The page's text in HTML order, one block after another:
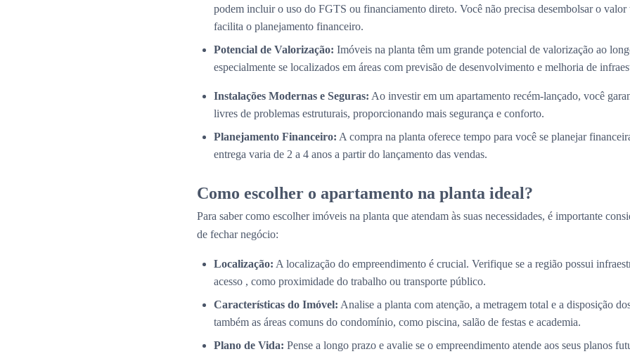
podem incluir o uso do FGTS ou financiamento direto. Você não precisa desembolsar o valor
facilita o planejamento financeiro.
Potencial de Valorização: Imóveis na planta têm um grande potencial de valorização ao
especialmente se localizados em áreas com previsão de desenvolvimento e melhoria de
Instalações Modernas e Seguras: Ao investir em um apartamento recém-lançado, você
livres de problemas estruturais, proporcionando mais segurança e conforto.
Planejamento Financeiro: A compra na planta oferece tempo para você se planejar
entrega varia de 2 a 4 anos a partir do lançamento das vendas.
Como escolher o apartamento na planta ideal?
Para saber como escolher imóveis na planta que atendam às suas necessidades, é importante
de fechar negócio:
Localização: A localização do empreendimento é crucial. Verifique se a região possui
acesso , como proximidade do trabalho ou transporte público.
Características do Imóvel: Analise a planta com atenção, a metragem total e a disposição
também as áreas comuns do condomínio, como piscina, salão de festas e academia.
Plano de Vida: Pense a longo prazo e avalie se o empreendimento atende aos seus planos